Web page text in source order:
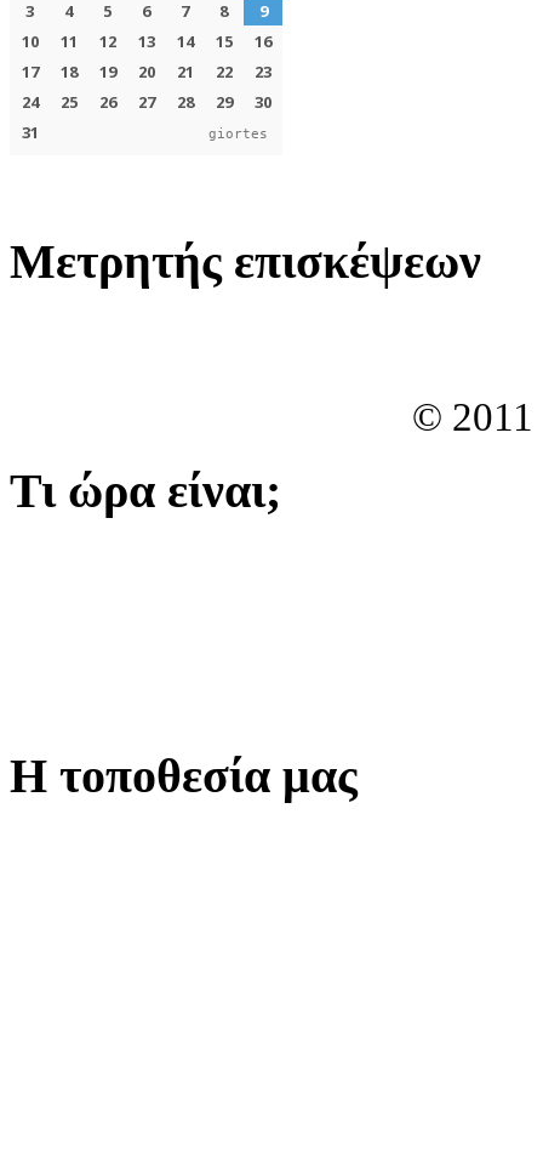
giortes
Μετρητής επισκέψεων
©
Τι ώρα είναι;
Η τοποθεσία μας